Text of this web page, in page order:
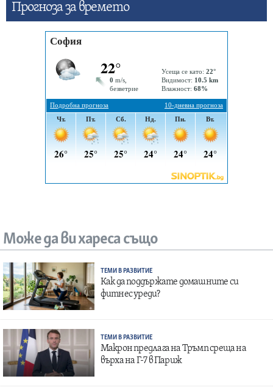
Прогнозa за времето
Може да ви хареса също
ТЕМИ В РАЗВИТИЕ
Как да поддържате домашните си
фитнес уреди?
ТЕМИ В РАЗВИТИЕ
Макрон предлага на Тръмп среща на
върха на Г-7 в Париж